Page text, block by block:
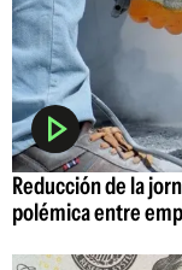
Reducción de la
polémica entre